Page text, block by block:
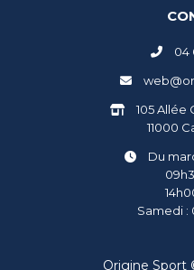
04
105 Allée
11000
Du
Samedi :
Origine Sport